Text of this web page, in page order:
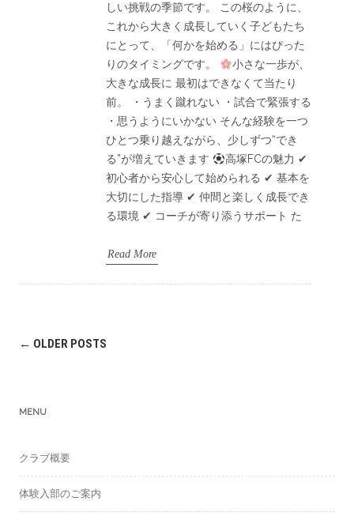
しい挑戦の季節です。 この桜のように、
これから大きく成長していく子どもたち
にとって、「何かを始める」にはぴった
りのタイミングです。
小さな一歩が、
大きな成長に 最初はできなくて当たり
前。 ・うまく蹴れない ・試合で緊張する
・思うようにいかない そんな経験を一つ
ひとつ乗り越えながら、少しずつ“でき
る”が増えていきます
高塚FCの魅力 ✔
初心者から安心して始められる ✔ 基本を
大切にした指導 ✔ 仲間と楽しく成長でき
る環境 ✔ コーチが寄り添うサポート た
Read More
Post
← OLDER POSTS
MENU
クラブ概要
体験入部のご案内